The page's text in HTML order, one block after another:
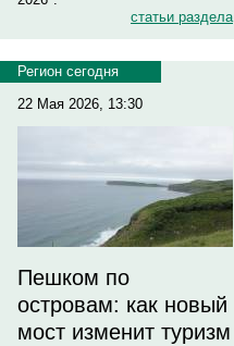
статьи раздела
Регион сегодня
22 Мая 2026, 13:30
Пешком по
островам: как новый
мост изменит туризм